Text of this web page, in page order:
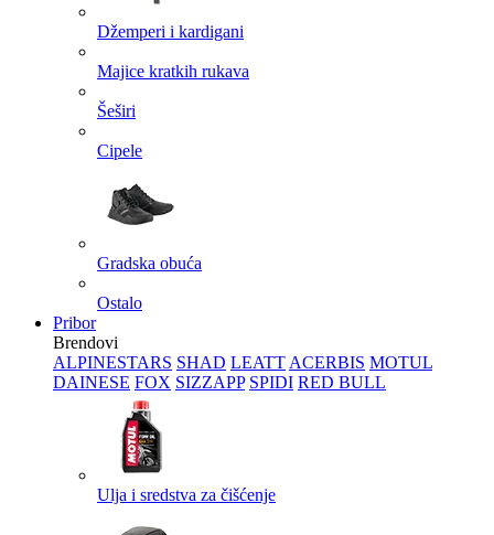
Džemperi i kardigani
Majice kratkih rukava
Šeširi
Cipele
Gradska obuća
Ostalo
Pribor
Brendovi
ALPINESTARS SHAD LEATT ACERBIS MOTUL
DAINESE FOX SIZZAPP SPIDI RED BULL
Ulja i sredstva za čišćenje